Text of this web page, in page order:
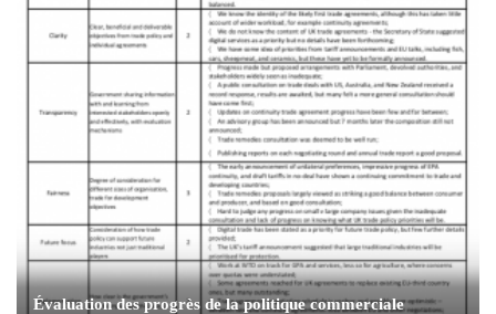
Évaluation des progrès de la politique commerciale